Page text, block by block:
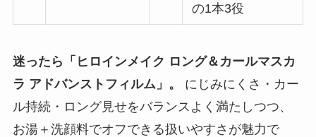
の1本3役
迷ったら「ヒロインメイク ロング＆カールマスカ
ラ アドバンストフィルム」。
にじみにくさ・カー
ル持続・ロング見せをバランスよく満たしつつ、
お湯＋洗顔料でオフできる扱いやすさが魅力で